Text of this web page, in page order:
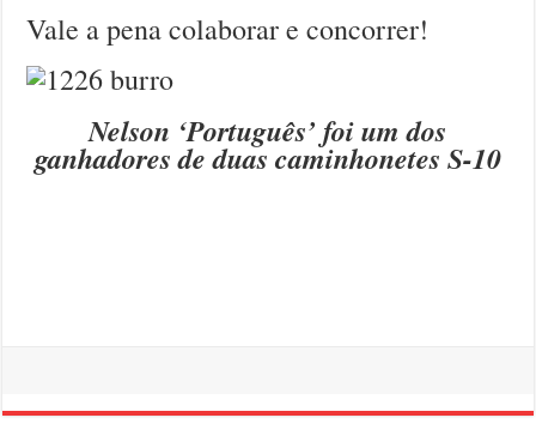
Vale a pena colaborar e concorrer!
Nelson ‘Português’ foi um dos
ganhadores de duas caminhonetes S-10